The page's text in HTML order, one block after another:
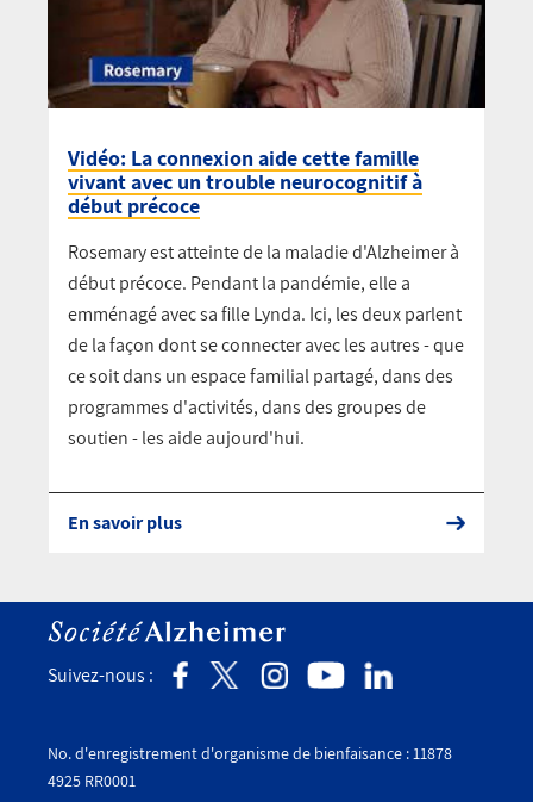
Vidéo: La connexion aide cette famille
vivant avec un trouble neurocognitif à
début précoce
Rosemary est atteinte de la maladie d'Alzheimer à
début précoce. Pendant la pandémie, elle a
emménagé avec sa fille Lynda. Ici, les deux parlent
de la façon dont se connecter avec les autres - que
ce soit dans un espace familial partagé, dans des
programmes d'activités, dans des groupes de
soutien - les aide aujourd'hui.
En savoir plus
Suivez-nous :
No. d'enregistrement d'organisme de bienfaisance : 11878
4925 RR0001